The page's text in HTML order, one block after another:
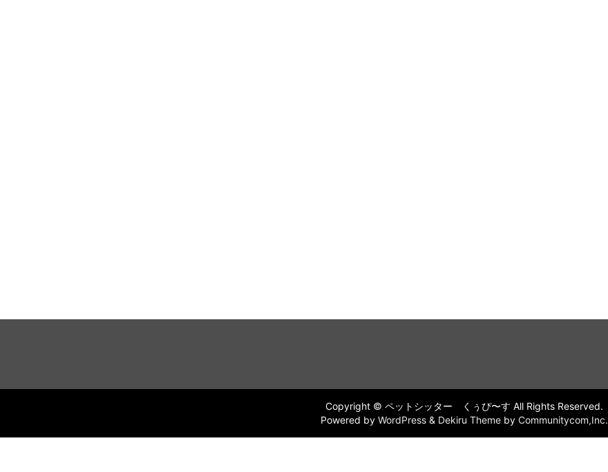
Copyright © ペットシッター くぅぴ〜す All Rights Reserved.
Powered by WordPress & Dekiru Theme by Communitycom,Inc.